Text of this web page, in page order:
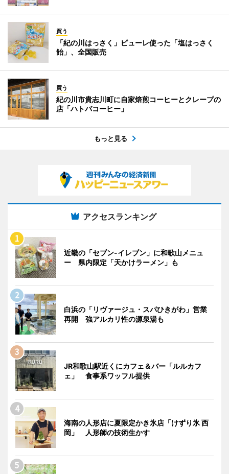
買う
「紀の川はっさく」ピューレ使った「塩はっさく
飴」、全国販売
買う
紀の川市貴志川町に自家焙煎コーヒーとクレープの
店「ハトバコーヒー」
もっと見る
アクセスランキング
近畿の「セブン-イレブン」に和歌山メニュ
ー 県内限定「天かけラーメン」も
白浜の「リヴァージュ・スパひきがわ」営業
再開 強アルカリ性の源泉湯も
JR和歌山駅近くにカフェ＆バー「ルルカフ
ェ」 食事系ワッフル提供
海南の人形店に夏限定かき氷店「けずり氷 西
岡」 人形師の技術生かす